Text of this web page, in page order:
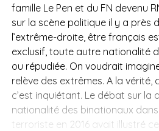
famille Le Pen et du FN devenu
sur la scène politique il y a près
l’extrême-droite, être français
exclusif, toute autre nationalité
ou répudiée. On voudrait
relève des extrêmes. A la vérité,
c’est inquiétant. Le débat sur la
nationalité des binationaux
terroriste en 2016 avait illustré